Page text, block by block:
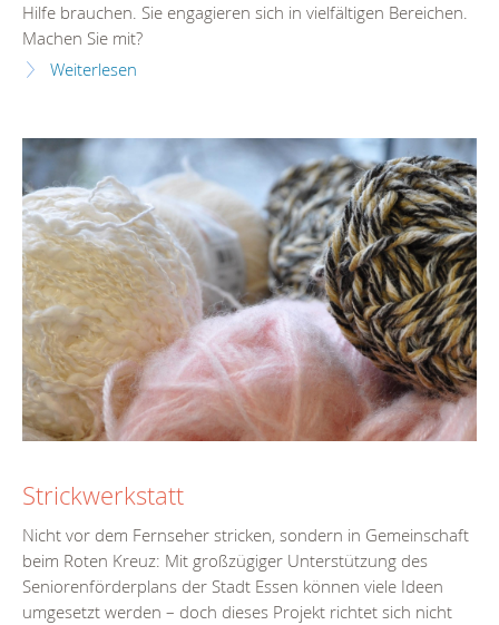
Hilfe brauchen. Sie engagieren sich in vielfältigen Bereichen.
Machen Sie mit?
Weiterlesen
Strickwerkstatt
Nicht vor dem Fernseher stricken, sondern in Gemeinschaft
beim Roten Kreuz: Mit großzügiger Unterstützung des
Seniorenförderplans der Stadt Essen können viele Ideen
umgesetzt werden – doch dieses Projekt richtet sich nicht